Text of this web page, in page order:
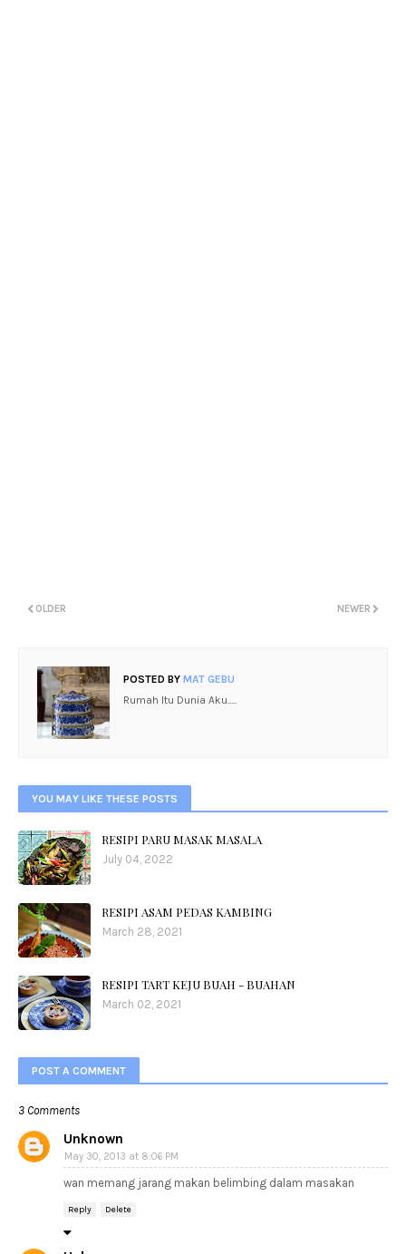
NEWER
OLDER
POSTED BY MAT GEBU
Rumah Itu Dunia Aku.....
YOU MAY LIKE THESE POSTS
RESIPI PARU MASAK MASALA
July 04, 2022
RESIPI ASAM PEDAS KAMBING
March 28, 2021
RESIPI TART KEJU BUAH - BUAHAN
March 02, 2021
POST A COMMENT
3 Comments
Unknown
May 30, 2013 at 8:06 PM
wan memang jarang makan belimbing dalam masakan
Reply Delete